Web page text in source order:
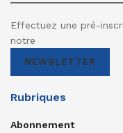
Effectuez une pré-
notre
NEWSLETTER
Rubriques
Abonnement